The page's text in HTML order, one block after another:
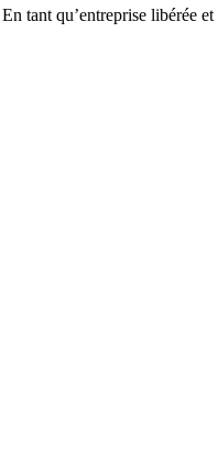
En tant qu’entreprise libérée